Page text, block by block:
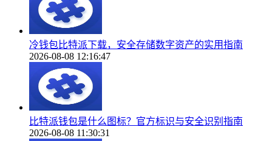
冷钱包比特派下载，安全存储数字资产的实用指南
2026-08-08 12:16:47
比特派钱包是什么图标？官方标识与安全识别指南
2026-08-08 11:30:31